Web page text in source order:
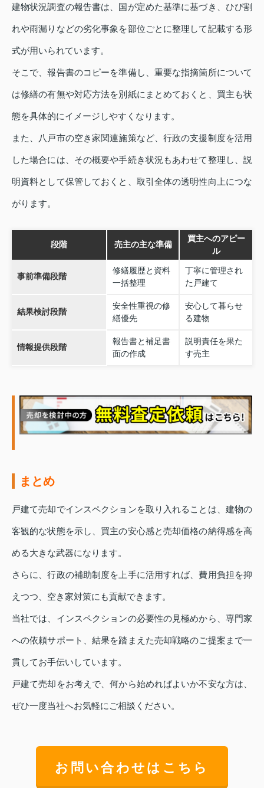
建物状況調査の報告書は、国が定めた基準に基づき、ひび割
れや雨漏りなどの劣化事象を部位ごとに整理して記載する形
式が用いられています。
そこで、報告書のコピーを準備し、重要な指摘箇所について
は修繕の有無や対応方法を別紙にまとめておくと、買主も状
態を具体的にイメージしやすくなります。
また、八戸市の空き家関連施策など、行政の支援制度を活用
した場合には、その概要や手続き状況もあわせて整理し、説
明資料として保管しておくと、取引全体の透明性向上につな
がります。
段階 売主の主な準備
買主へのアピー
ル
事前準備段階
修繕履歴と資料
一括整理
丁寧に管理され
た戸建て
結果検討段階
安全性重視の修
繕優先
安心して暮らせ
る建物
情報提供段階
報告書と補足書
面の作成
説明責任を果た
す売主
まとめ
戸建て売却でインスペクションを取り入れることは、建物の
客観的な状態を示し、買主の安心感と売却価格の納得感を高
める大きな武器になります。
さらに、行政の補助制度を上手に活用すれば、費用負担を抑
えつつ、空き家対策にも貢献できます。
当社では、インスペクションの必要性の見極めから、専門家
への依頼サポート、結果を踏まえた売却戦略のご提案まで一
貫してお手伝いしています。
戸建て売却をお考えで、何から始めればよいか不安な方は、
ぜひ一度当社へお気軽にご相談ください。
お問い合わせはこちら